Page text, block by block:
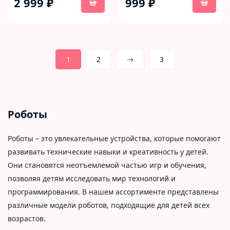
1 2 3
Роботы
Роботы – это увлекательные устройства, которые помогают
развивать технические навыки и креативность у детей.
Они становятся неотъемлемой частью игр и обучения,
позволяя детям исследовать мир технологий и
программирования. В нашем ассортименте представлены
различные модели роботов, подходящие для детей всех
возрастов.